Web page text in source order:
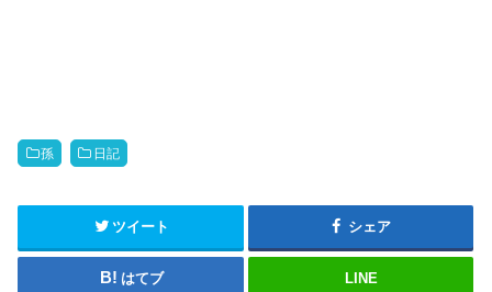
孫 日記
ツイート シェア
はてブ LINE